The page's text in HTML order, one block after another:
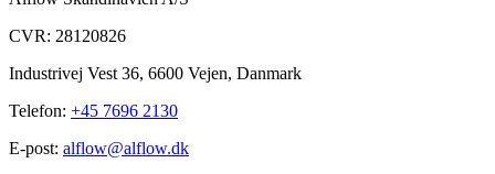
CVR: 28120826
Industrivej Vest 36, 6600 Vejen, Danmark
Telefon: +45 7696 2130
E-post: alflow@alflow.dk